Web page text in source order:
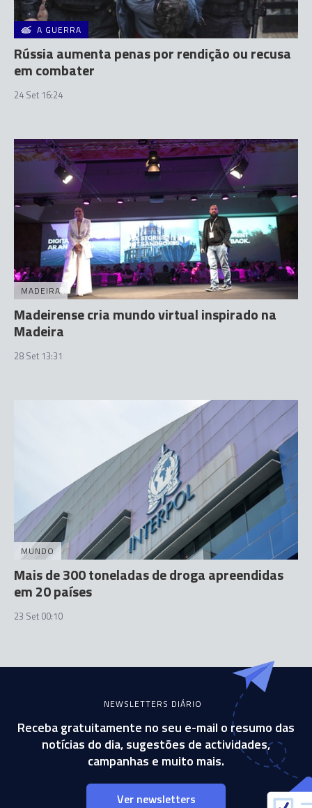
A GUERRA
Rússia aumenta penas por rendição ou recusa
em combater
24 Set 16:24
MADEIRA
Madeirense cria mundo virtual inspirado na
Madeira
28 Set 13:31
MUNDO
Mais de 300 toneladas de droga apreendidas
em 20 países
23 Set 00:10
NEWSLETTERS DIÁRIO
Receba gratuitamente no seu e-mail o resumo das
notícias do dia, sugestões de actividades,
campanhas e muito mais.
Ver newsletters